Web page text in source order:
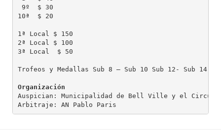
9º  $ 30
10ª  $ 20
1ª Local $ 150
2ª Local $ 100
3ª Local  $ 50
Trofeos y Medallas Sub 8 – Sub 10 Sub 12- Sub 14
Organización
Auspician: Municipalidad de Bell Ville y el Circulo